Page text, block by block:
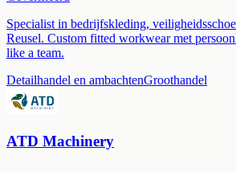
Specialist in bedrijfskleding,
Reusel. Custom fitted workwear met
like a team.
Detailhandel en ambachtenGroothandel
ATD Machinery